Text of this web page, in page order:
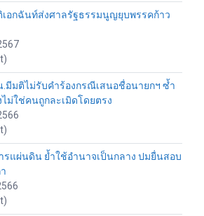
เอกฉันท์ส่งศาลรัฐธรรมนูญยุบพรรคก้าว
.มีมติไม่รับคำร้องกรณีเสนอชื่อนายกฯ ซ้ำ
ไม่ใช่คนถูกละเมิดโดยตรง
รแผ่นดิน ย้ำใช้อำนาจเป็นกลาง ปมยื่นสอบ